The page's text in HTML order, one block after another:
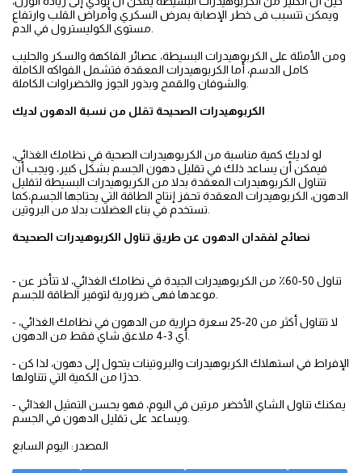
ويمكن تتسبب فى خطر الإصابة بمرض السكري وأمراض القلب وارتفاع
ومن الأمثلة على الكربوهيدرات البسيطة، عصائر الفاكهة والسكر والحليب
كامل الدسم، أما الكربوهيدرات المعقدة فتشمل الفواكه الكاملة
الكربوهيدرات الصحيحة تقلل من نسبة الدهون لديك
لو لديك كمية مناسبة من الكربوهيدرات الصحية في نظامك الغذائي،
فيمكن أن يساعد ذلك في تقليل دهون الجسم بشكل كبير، ويجب أن
تتناول الكربوهيدرات المعقدة بدلا من الكربوهيدرات البسيطة لتقليل
الدهون، الكربوهيدرات المعقدة تحفز إنتاج الطاقة التي يحتاجها الجسم،كما
نصائح لفقدان الدهون عن طريق تناول الكربوهيدرات الصحيحة
- تناول 50-60٪ من الكربوهيدرات الجيدة في نظامك الغذائي، لا تتأخر عن
- لا تتناول أكثر من 20-25 سعرة حرارية من الدهون في نظامك الغذائي،
- الإفراط في استهلاك الكربوهيدرات والبروتينات يتحول إلى دهون، لذا كن
- يمكنك تناول الشاي الأخضر مرتين في اليوم، فهو يحسن التمثيل الغذائي
المصدر: اليوم السابع